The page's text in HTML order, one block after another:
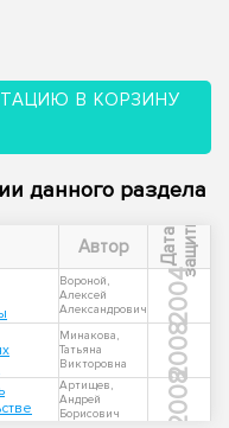
В КОРЗИНУ
данного раздела
Автор Д
а
т
а
з
а
щ
и
т ы
Вороной,
Алексей
Александрович
2004
Минакова,
Татьяна
Викторовна
2008
Артищев,
Андрей
Борисович
2008